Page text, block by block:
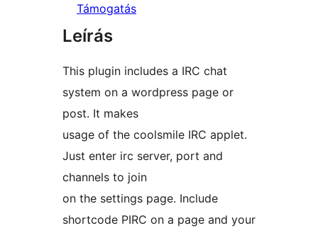
Támogatás
Leírás
This plugin includes a IRC chat
system on a wordpress page or
post. It makes
usage of the coolsmile IRC applet.
Just enter irc server, port and
channels to join
on the settings page. Include
shortcode PIRC on a page and your